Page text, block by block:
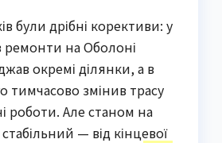
були дрібні корективи: у
ремонти на Оболоні
окремі ділянки, а в
тимчасово змінив трасу
роботи. Але станом на
— від кінцевої